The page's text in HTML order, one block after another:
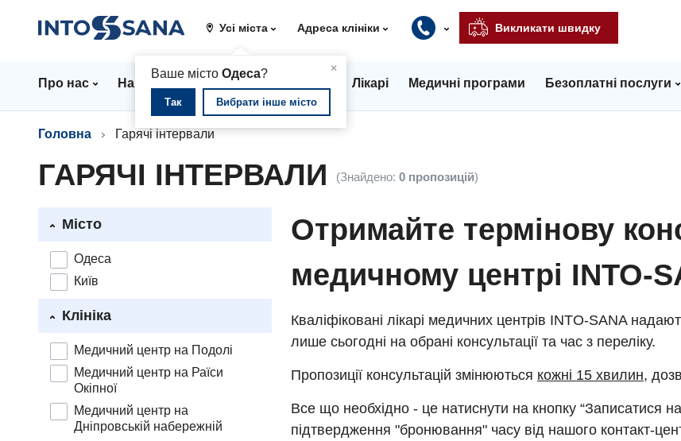
Усі міста
×
Ваше місто Одеса?
Так Вибрати інше місто
Адреса клініки Викликати швидку
Про нас Напрямки Стаціонар Лікарі Медичні програми Безоплатні послуги
Головна Гарячі інтервали
ГАРЯЧІ ІНТЕРВАЛИ (Знайдено: 0 пропозицій)
Місто
Одеса
Київ
Клініка
Медичний центр на Подолі
Медичний центр на Раїси
Окіпної
Медичний центр на
Дніпровській набережній
Отримайте термінову
медичному центрі INTO-
Кваліфіковані лікарі медичних центрів INTO-SANA
лише сьогодні на обрані консультації та час з переліку.
Пропозиції консультацій змінюються кожні 15 хвилин,
Все що необхідно - це натиснути на кнопку “Записатися
підтвердження "бронювання" часу від нашого контакт-